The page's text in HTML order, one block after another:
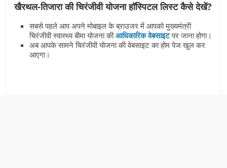
खैरथल-तिजारा की चिरंजीवी योजना हॉस्पिटल लिस्ट कैसे देखें?
सबसे पहले आप अपने मोबाइल के ब्राउजर में आपको मुख्यमंत्री
चिरंजीवी स्वास्थ्य बीमा योजना कीआधिकारिक वेबसाइटपर जाना होगा।
अब आपके सामने चिरंजीवी योजना की वेबसाइट का होम पेज खुल कर
आएगा।